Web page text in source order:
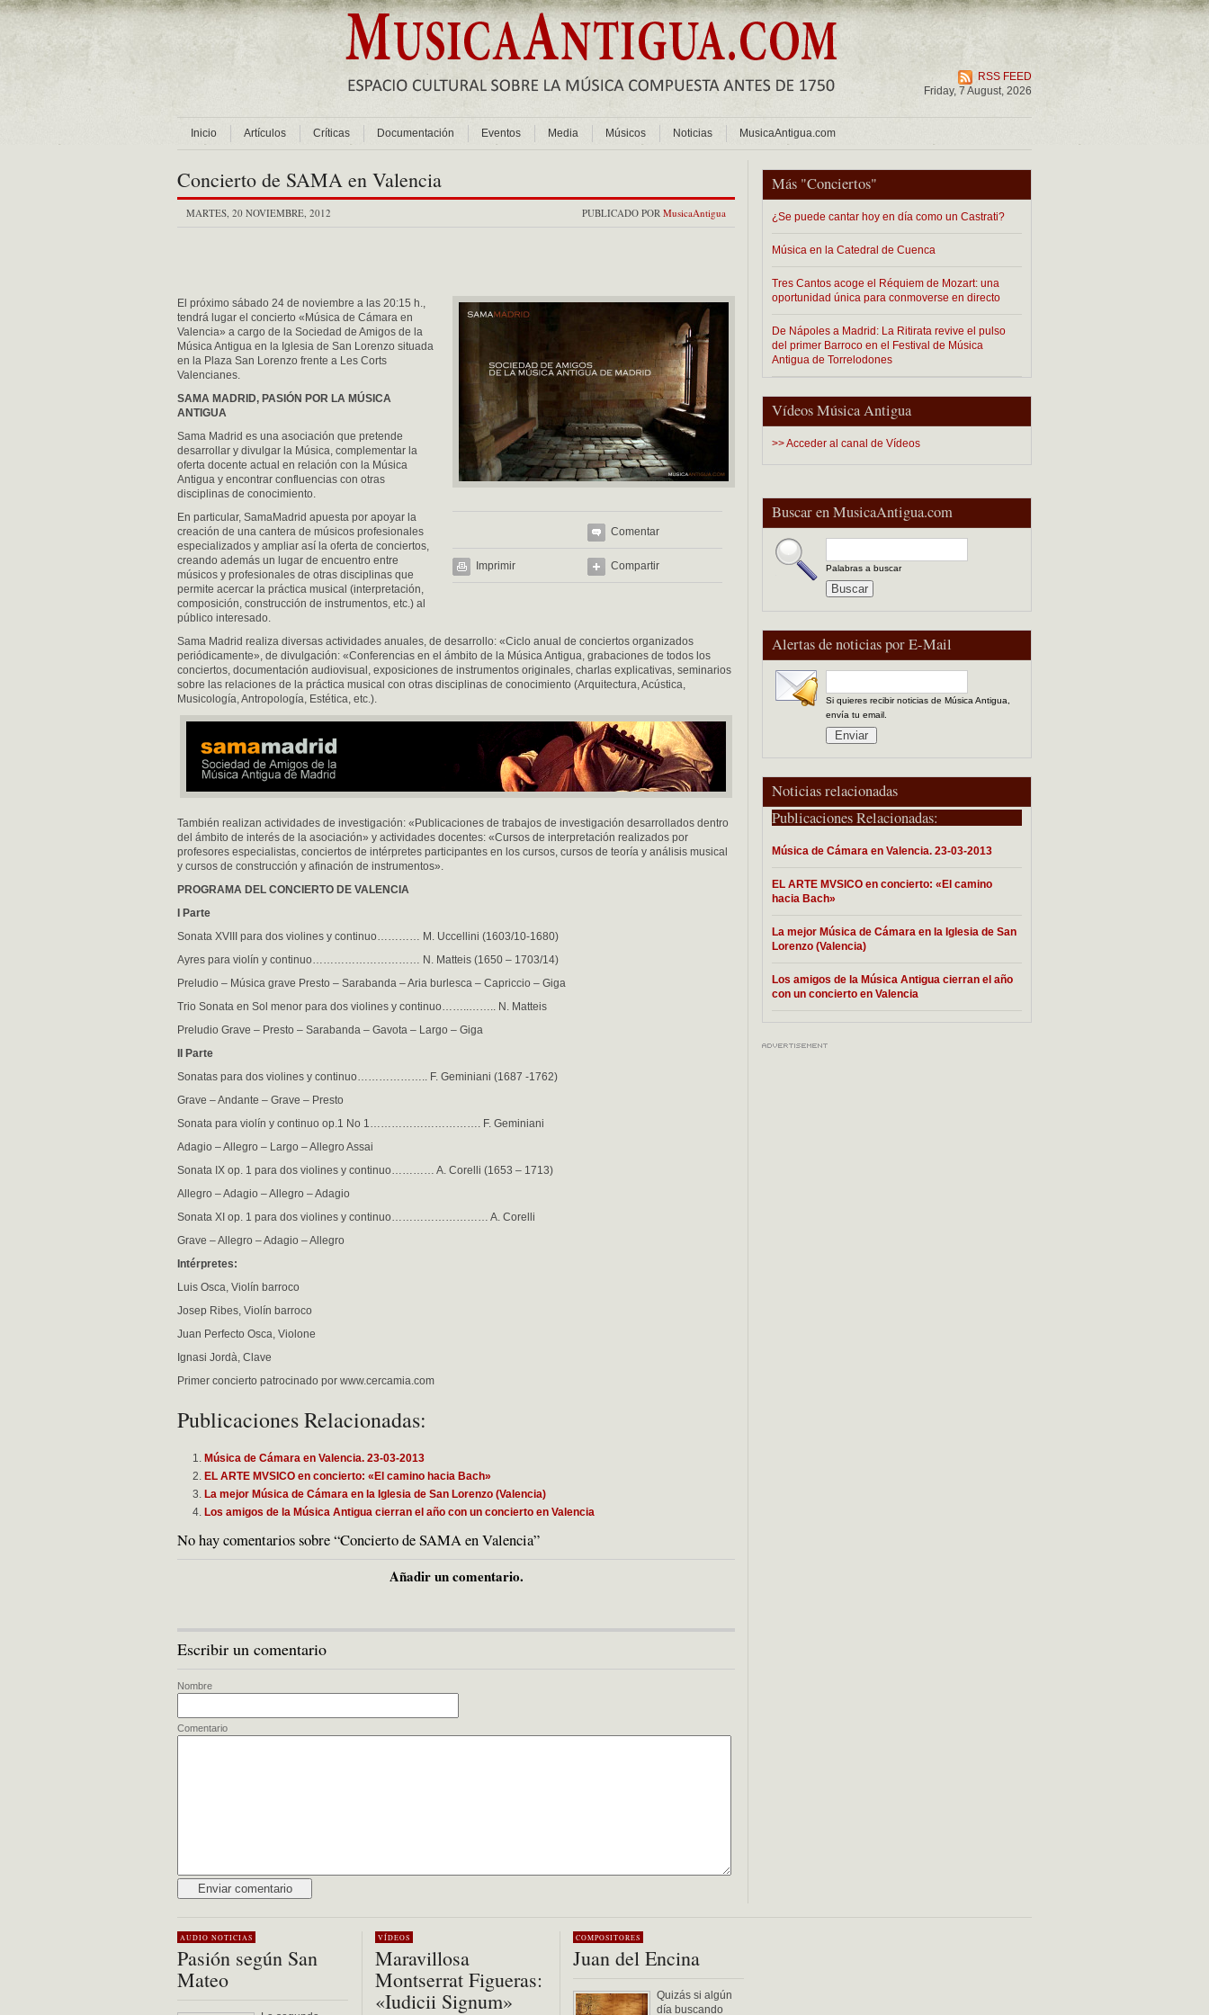
RSS FEED
Friday, 7 August, 2026
Inicio Artículos Críticas Documentación Eventos Media Músicos Noticias MusicaAntigua.com
Más "Conciertos"
¿Se puede cantar hoy en día como un Castrati?
Música en la Catedral de Cuenca
Tres Cantos acoge el Réquiem de Mozart: una
oportunidad única para conmoverse en directo
De Nápoles a Madrid: La Ritirata revive el pulso
del primer Barroco en el Festival de Música
Antigua de Torrelodones
Vídeos Música Antigua
>> Acceder al canal de Vídeos
Buscar en MusicaAntigua.com
Palabras a buscar
Alertas de noticias por E-Mail
Si quieres recibir noticias de Música Antigua,
envía tu email.
Noticias relacionadas
Publicaciones Relacionadas:
Música de Cámara en Valencia. 23-03-2013
EL ARTE MVSICO en concierto: «El camino
hacia Bach»
La mejor Música de Cámara en la Iglesia de San
Lorenzo (Valencia)
Los amigos de la Música Antigua cierran el año
con un concierto en Valencia
Concierto de SAMA en Valencia
PUBLICADO POR MusicaAntigua
MARTES, 20 NOVIEMBRE, 2012
Comentar
Imprimir Compartir
El próximo sábado 24 de noviembre a las 20:15 h.,
tendrá lugar el concierto «Música de Cámara en
Valencia» a cargo de la Sociedad de Amigos de la
Música Antigua en la Iglesia de San Lorenzo situada
en la Plaza San Lorenzo frente a Les Corts
Valencianes.
SAMA MADRID, PASIÓN POR LA MÚSICA
ANTIGUA
Sama Madrid es una asociación que pretende
desarrollar y divulgar la Música, complementar la
oferta docente actual en relación con la Música
Antigua y encontrar confluencias con otras
disciplinas de conocimiento.
En particular, SamaMadrid apuesta por apoyar la
creación de una cantera de músicos profesionales
especializados y ampliar así la oferta de conciertos,
creando además un lugar de encuentro entre
músicos y profesionales de otras disciplinas que
permite acercar la práctica musical (interpretación,
composición, construcción de instrumentos, etc.) al
público interesado.
Sama Madrid realiza diversas actividades anuales, de desarrollo: «Ciclo anual de conciertos organizados
periódicamente», de divulgación: «Conferencias en el ámbito de la Música Antigua, grabaciones de todos los
conciertos, documentación audiovisual, exposiciones de instrumentos originales, charlas explicativas, seminarios
sobre las relaciones de la práctica musical con otras disciplinas de conocimiento (Arquitectura, Acústica,
Musicología, Antropología, Estética, etc.).
También realizan actividades de investigación: «Publicaciones de trabajos de investigación desarrollados dentro
del ámbito de interés de la asociación» y actividades docentes: «Cursos de interpretación realizados por
profesores especialistas, conciertos de intérpretes participantes en los cursos, cursos de teoría y análisis musical
y cursos de construcción y afinación de instrumentos».
PROGRAMA DEL CONCIERTO DE VALENCIA
I Parte
Sonata XVIII para dos violines y continuo………… M. Uccellini (1603/10-1680)
Ayres para violín y continuo………………………… N. Matteis (1650 – 1703/14)
Preludio – Música grave Presto – Sarabanda – Aria burlesca – Capriccio – Giga
Trio Sonata en Sol menor para dos violines y continuo……..…….. N. Matteis
Preludio Grave – Presto – Sarabanda – Gavota – Largo – Giga
II Parte
Sonatas para dos violines y continuo……………….. F. Geminiani (1687 -1762)
Grave – Andante – Grave – Presto
Sonata para violín y continuo op.1 No 1…………………………. F. Geminiani
Adagio – Allegro – Largo – Allegro Assai
Sonata IX op. 1 para dos violines y continuo………… A. Corelli (1653 – 1713)
Allegro – Adagio – Allegro – Adagio
Sonata XI op. 1 para dos violines y continuo……………………… A. Corelli
Grave – Allegro – Adagio – Allegro
Intérpretes:
Luis Osca, Violín barroco
Josep Ribes, Violín barroco
Juan Perfecto Osca, Violone
Ignasi Jordà, Clave
Primer concierto patrocinado por www.cercamia.com
Publicaciones Relacionadas:
Música de Cámara en Valencia. 23-03-2013
EL ARTE MVSICO en concierto: «El camino hacia Bach»
La mejor Música de Cámara en la Iglesia de San Lorenzo (Valencia)
Los amigos de la Música Antigua cierran el año con un concierto en Valencia
No hay comentarios sobre “Concierto de SAMA en Valencia”
Añadir un comentario.
Escribir un comentario
Nombre
Comentario
AUDIO NOTICIAS
Pasión según San
Mateo
VÍDEOS
Maravillosa
Montserrat Figueras:
«Iudicii Signum»
COMPOSITORES
Juan del Encina
Quizás si algún
día buscando